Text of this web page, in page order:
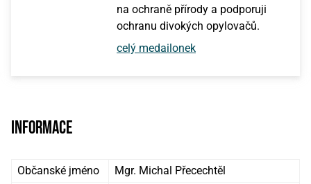
na ochraně přírody a podporuji
ochranu divokých opylovačů.
celý medailonek
Informace
Občanské jméno Mgr. Michal Přecechtěl